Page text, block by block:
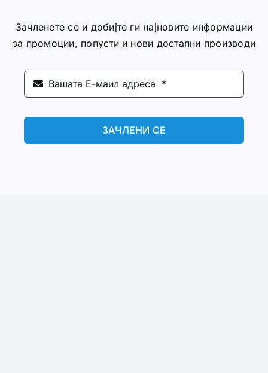
Зачленете се и добијте ги најновите информации
за промоции, попусти и нови достапни производи
ЗАЧЛЕНИ СЕ